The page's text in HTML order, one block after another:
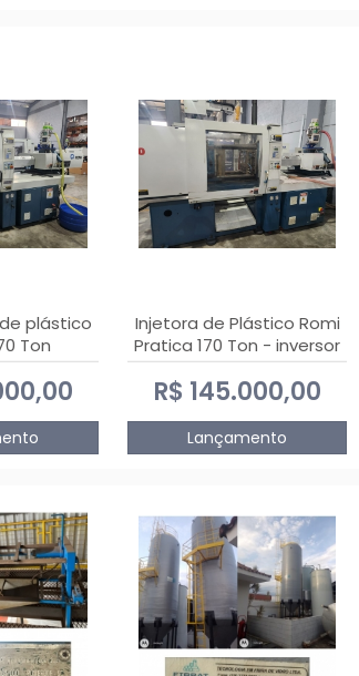
plástico
Ton
Injetora de Plástico Romi
Pratica 170 Ton - inversor
de frequência NR 12
R$ 145.000,00
Lançamento